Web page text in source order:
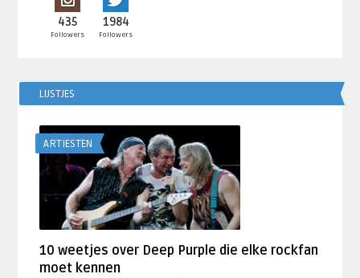
435
Followers
1984
Followers
LIJSTJES
ARTIESTEN
10 weetjes over Deep Purple die elke rockfan
moet kennen